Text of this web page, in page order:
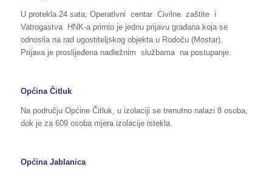
U protekla 24 sata, Operativni centar Civilne zaštite i
Vatrogastva HNK-a primio je jednu prijavu građana koja se
odnosila na rad ugostiteljskog objekta u Rodoču (Mostar).
Prijava je proslijeđena nadležnim službama na postupanje.
Općina Čitluk
Na području Općine Čitluk, u izolaciji se trenutno nalazi 8 osoba,
dok je za 609 osoba mjera izolacije istekla.
Općina Jablanica